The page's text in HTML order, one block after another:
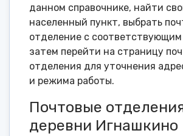
данном справочнике, найти
населенный пункт, выбрать
отделение с
затем перейти на страницу
отделения для уточнения
и режима работы.
Почтовые
деревни Игнашкино